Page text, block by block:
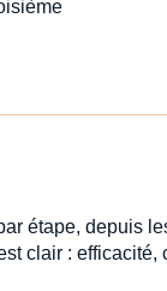
étape, depuis
clair : efficacité,